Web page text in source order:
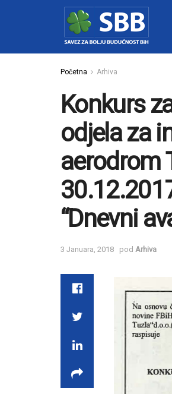
Početna Arhiva
Konkurs
odjela za
aerodrom
“Dnevni
3 Januara, 2018 pod Arhiva